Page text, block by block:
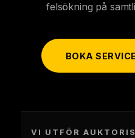
felsökning på
BOKA
VI UTFÖR